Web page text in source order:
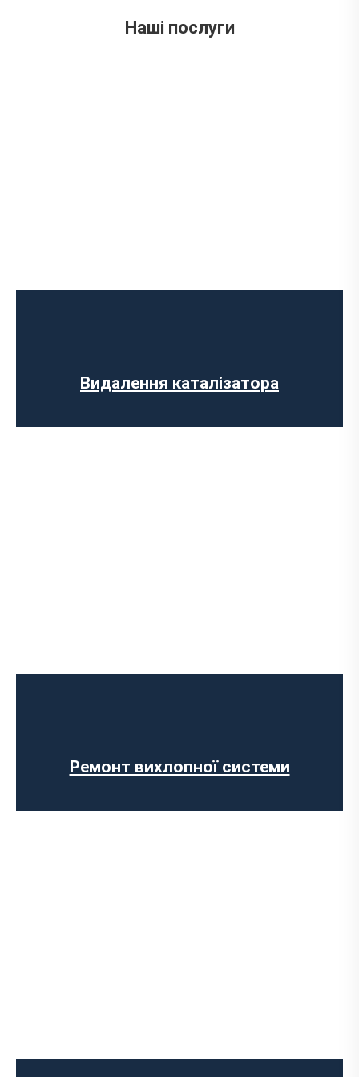
вул. Ложешнікова 3АНаші послуги
Видалення каталізатора
Ремонт вихлопної системи